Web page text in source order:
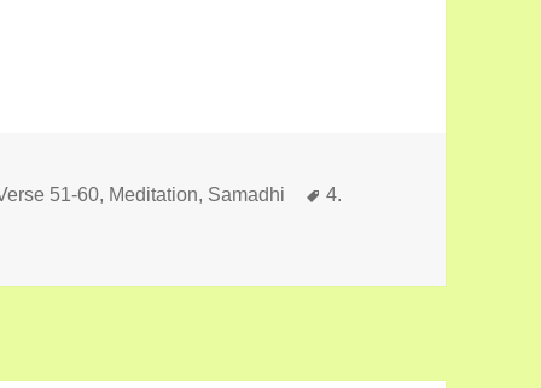
51-60, Meditation, Samadhi Schlagwörter
4.